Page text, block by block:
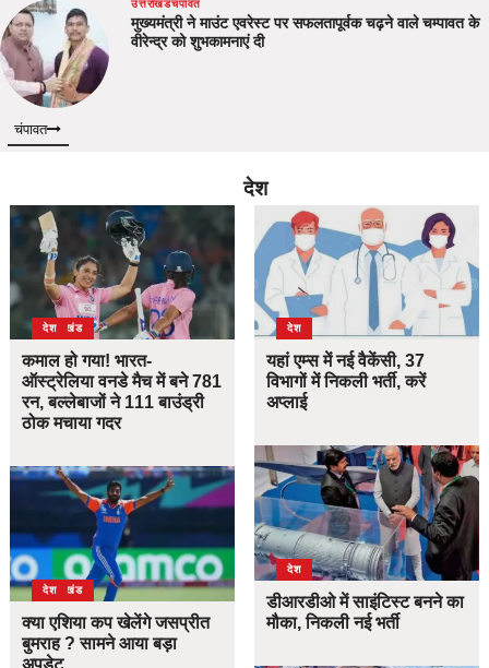
उत्तराखंडचंपावत
मुख्यमंत्री ने माउंट एवरेस्ट पर सफलतापूर्वक चढ़ने वाले चम्पावत के
वीरेन्द्र को शुभकामनाएं दी
चंपावत
देश
उत्तराखंड
देश
कमाल हो गया! भारत-
ऑस्ट्रेलिया वनडे मैच में बने 781
रन, बल्लेबाजों ने 111 बाउंड्री
ठोक मचाया गदर
उत्तराखंड
देश
क्या एशिया कप खेलेंगे जसप्रीत
बुमराह ? सामने आया बड़ा
अपडेट
देश
यहां एम्स में नई वैकेंसी, 37
विभागों में निकली भर्ती, करें
अप्लाई
देश
डीआरडीओ में साइंटिस्ट बनने का
मौका, निकली नई भर्ती